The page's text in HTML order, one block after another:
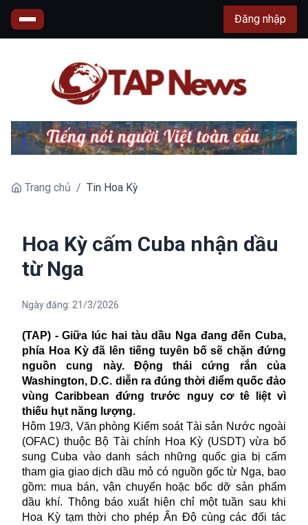
Đăng nhập
Trang chủ / Tin Hoa Kỳ
Hoa Kỳ cấm Cuba nhận dầu
từ Nga
Ngày đăng: 21/3/2026
(TAP) - Giữa lúc hai tàu dầu Nga đang đến Cuba,
phía Hoa Kỳ đã lên tiếng tuyên bố sẽ chặn đứng
nguồn cung này. Động thái cứng rắn của
Washington, D.C. diễn ra đúng thời điểm quốc đảo
vùng Caribbean đứng trước nguy cơ tê liệt vì
thiếu hụt năng lượng.
Hôm 19/3, Văn phòng Kiểm soát Tài sản Nước ngoài
(OFAC) thuộc Bộ Tài chính Hoa Kỳ (USDT) vừa bổ
sung Cuba vào danh sách những quốc gia bị cấm
tham gia giao dịch dầu mỏ có nguồn gốc từ Nga, bao
gồm: mua bán, vận chuyển hoặc bốc dỡ sản phẩm
dầu khí. Thông báo xuất hiện chỉ một tuần sau khi
Hoa Kỳ tạm thời cho phép Ấn Độ cùng các đối tác